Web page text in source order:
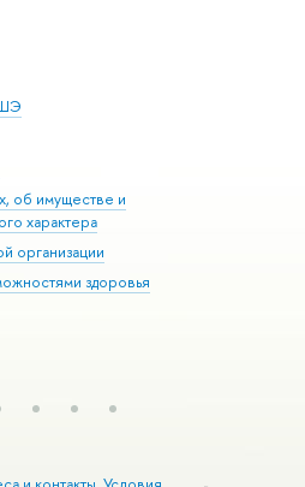
об имуществе и
характера
организации
здоровья